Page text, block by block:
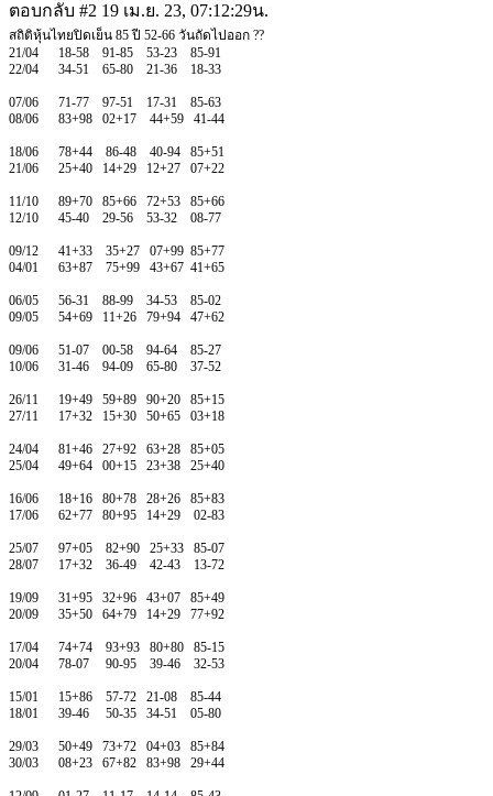
ตอบกลับ #2 19 เม.ย. 23, 07:12:29น.
สถิติหุ้นไทยปิดเย็น 85 ปี 52-66 วันถัดไปออก ??
21/04 18-58 91-85 53-23 85-91
22/04 34-51 65-80 21-36 18-33
07/06 71-77 97-51 17-31 85-63
08/06 83+98 02+17 44+59 41-44
18/06 78+44 86-48 40-94 85+51
21/06 25+40 14+29 12+27 07+22
11/10 89+70 85+66 72+53 85+66
12/10 45-40 29-56 53-32 08-77
09/12 41+33 35+27 07+99 85+77
04/01 63+87 75+99 43+67 41+65
06/05 56-31 88-99 34-53 85-02
09/05 54+69 11+26 79+94 47+62
09/06 51-07 00-58 94-64 85-27
10/06 31-46 94-09 65-80 37-52
26/11 19+49 59+89 90+20 85+15
27/11 17+32 15+30 50+65 03+18
24/04 81+46 27+92 63+28 85+05
25/04 49+64 00+15 23+38 25+40
16/06 18+16 80+78 28+26 85+83
17/06 62+77 80+95 14+29 02-83
25/07 97+05 82+90 25+33 85-07
28/07 17+32 36-49 42-43 13-72
19/09 31+95 32+96 43+07 85+49
20/09 35+50 64+79 14+29 77+92
17/04 74+74 93+93 80+80 85-15
20/04 78-07 90-95 39-46 32-53
15/01 15+86 57-72 21-08 85-44
18/01 39-46 50-35 34-51 05-80
29/03 50+49 73+72 04+03 85+84
30/03 08+23 67+82 83+98 29+44